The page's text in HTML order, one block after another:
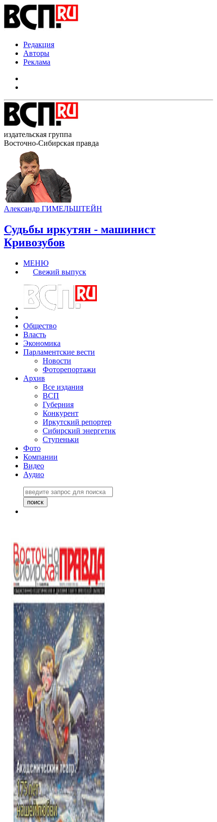
Редакция
Авторы
Реклама
издательская группа
Восточно-Сибирская правда
Александр ГИМЕЛЬШТЕЙН
Судьбы иркутян - машинист
Кривозубов
МЕНЮ
Свежий выпуск
Общество
Власть
Экономика
Парламентские вести
Новости
Фоторепортажи
Архив
Все издания
ВСП
Губерния
Конкурент
Иркутский репортер
Сибирский энергетик
Ступеньки
Фото
Компании
Видео
Аудио